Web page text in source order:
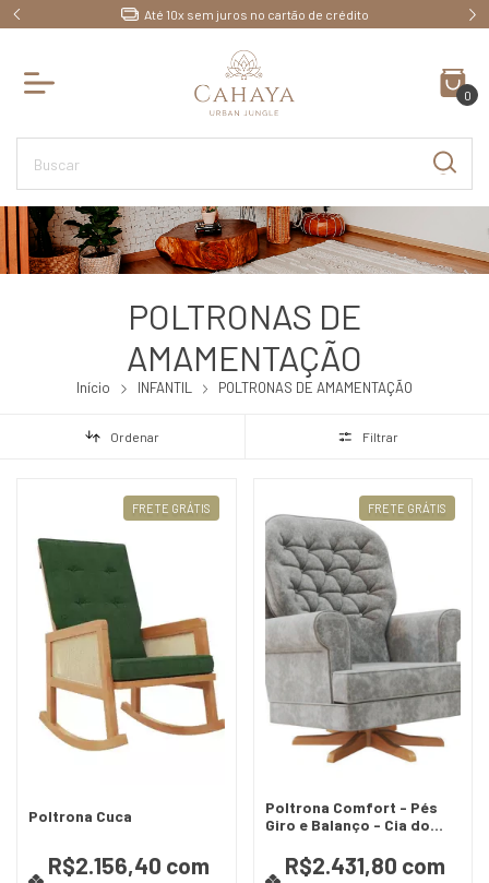
Até 10x sem juros no cartão de crédito
0
POLTRONAS DE
AMAMENTAÇÃO
Início INFANTIL POLTRONAS DE AMAMENTAÇÃO
Ordenar Filtrar
FRETE GRÁTIS
Poltrona Cuca
R$2.156,40 com
FRETE GRÁTIS
Poltrona Comfort - Pés
Giro e Balanço - Cia do
R$2.431,80 com